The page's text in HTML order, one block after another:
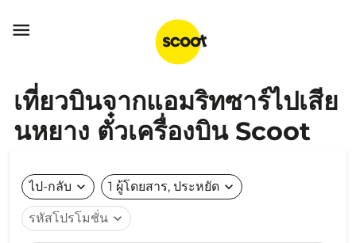

เที่ยวบินจากแอมริทซาร์ไปเสีย
นหยาง ตั๋วเครื่องบิน Scoot
ไป-กลับ expand_more 1 ผู้โดยสาร, ประหยัด expand_more
รหัสโปรโมชั่น expand_more